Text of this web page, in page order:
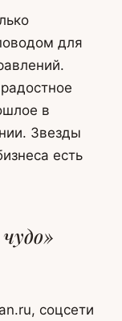
для
в
Звезды
есть
соцсети